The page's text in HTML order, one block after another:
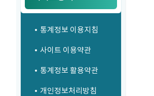
통계정보 이용지침
사이트 이용약관
통계정보 활용약관
개인정보처리방침